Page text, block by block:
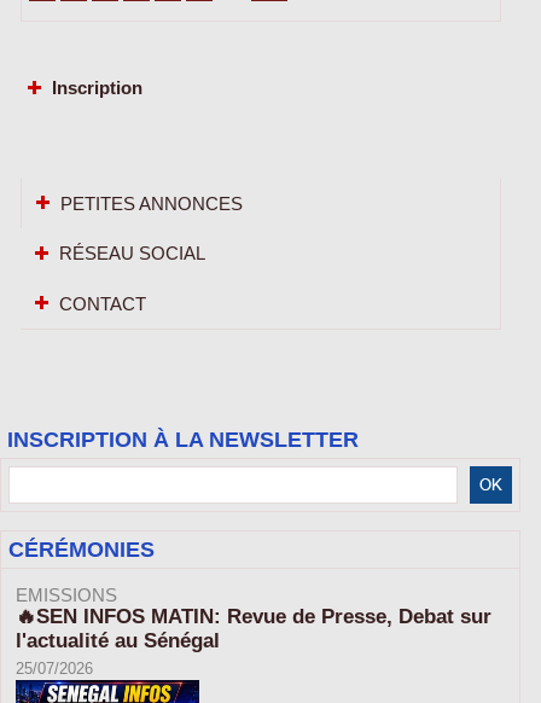
Inscription
PETITES ANNONCES
RÉSEAU SOCIAL
CONTACT
INSCRIPTION À LA NEWSLETTER
CÉRÉMONIES
EMISSIONS
🔥SEN INFOS MATIN: Revue de Presse, Debat sur
l'actualité au Sénégal
25/07/2026